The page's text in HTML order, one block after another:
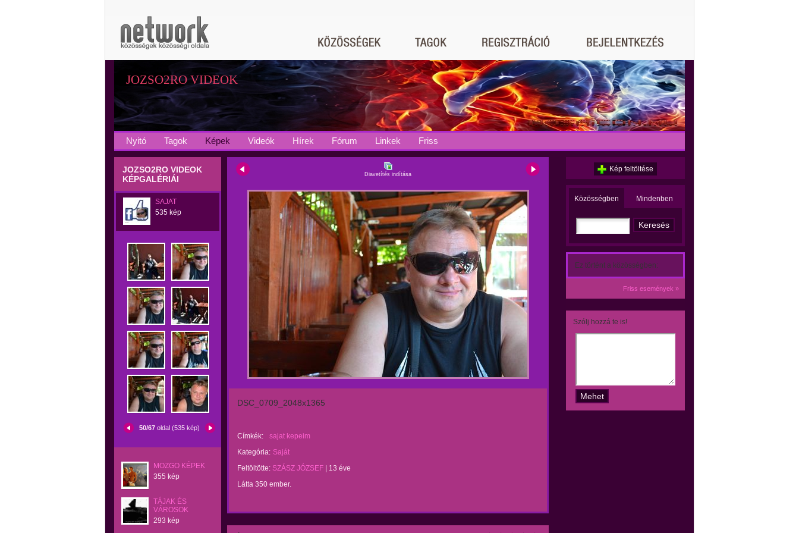
JOZSO2RO VIDEOK
Nyitó Tagok Képek Videók Hírek Fórum Linkek Friss
JOZSO2RO VIDEOK
KÉPGALÉRIÁI
SAJAT
535 kép
50/67 oldal (535 kép)
MOZGO KÉPEK
355 kép
TÁJAK ÉS
VÁROSOK
293 kép
Diavetítés indítása
DSC_0709_2048x1365
Címkék:
sajat kepeim
Kategória: Saját
Feltöltötte: SZÁSZ JÓZSEF
13 éve
Látta 350 ember.
Kép feltöltése
Közösségben Mindenben
Ez történt a közösségben:
Friss események »
Szólj hozzá te is!